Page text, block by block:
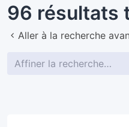
96 résultats
Aller à la recherche